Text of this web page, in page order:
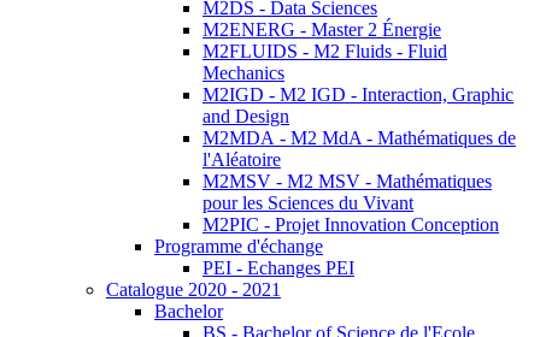
M2DS - Data Sciences
M2ENERG - Master 2 Énergie
M2FLUIDS - M2 Fluids - Fluid
Mechanics
M2IGD - M2 IGD - Interaction, Graphic
and Design
M2MDA - M2 MdA - Mathématiques de
l'Aléatoire
M2MSV - M2 MSV - Mathématiques
pour les Sciences du Vivant
M2PIC - Projet Innovation Conception
Programme d'échange
PEI - Echanges PEI
Catalogue 2020 - 2021
Bachelor
BS - Bachelor of Science de l'Ecole